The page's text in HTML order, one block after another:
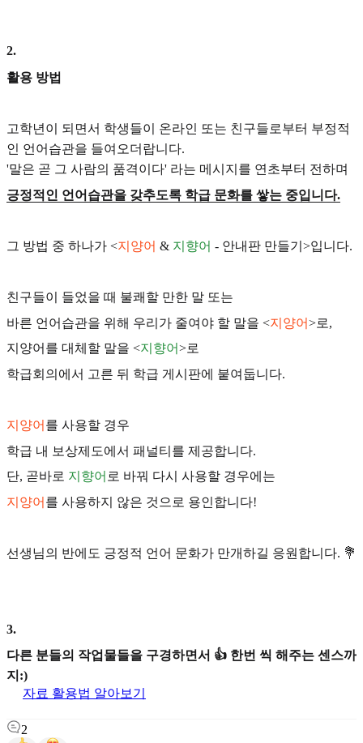
2.
활용 방법
고학년이 되면서 학생들이 온라인 또는 친구들로부터 부정적
인 언어습관을 들여오더랍니다.
'말은 곧 그 사람의 품격이다' 라는 메시지를 연초부터 전하며
긍정적인 언어습관을 갖추도록 학급 문화를 쌓는 중입니다.
그 방법 중 하나가 <지양어 & 지향어 - 안내판 만들기>입니다.
친구들이 들었을 때 불쾌할 만한 말 또는
바른 언어습관을 위해 우리가 줄여야 할 말을 <지양어>로,
지양어를 대체할 말을 <지향어>로
학급회의에서 고른 뒤 학급 게시판에 붙여둡니다.
지양어 를 사용할 경우
학급 내 보상제도에서 패널티를 제공합니다.
단, 곧바로 지향어 로 바꿔 다시 사용할 경우에는
지양어 를 사용하지 않은 것으로 용인합니다!
선생님의 반에도 긍정적 언어 문화가 만개하길 응원합니다. 💐
3.
다른 분들의 작업물들을 구경하면서 👍 한번 씩 해주는 센스까
지:)
자료 활용법 알아보기
2